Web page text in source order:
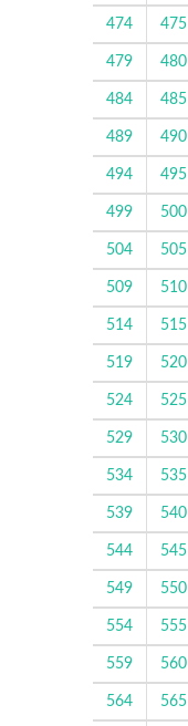
474 475
479 480
484 485
489 490
494 495
499 500
504 505
509 510
514 515
519 520
524 525
529 530
534 535
539 540
544 545
549 550
554 555
559 560
564 565